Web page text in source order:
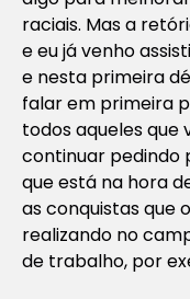
raciais. Mas a
e eu já venho
e nesta primeira
falar em primeira
todos aqueles que
continuar pedindo
que está na hora
as conquistas que
realizando no
de trabalho, por